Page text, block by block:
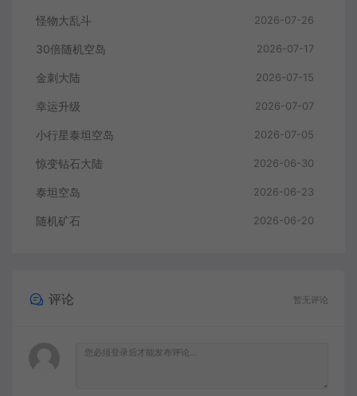
怪物大乱斗 2026-07-26
30倍随机空岛 2026-07-17
金刺大陆 2026-07-15
幸运升级 2026-07-07
小行星泰坦空岛 2026-07-05
惊变钻石大陆 2026-06-30
泰坦空岛 2026-06-23
随机矿石 2026-06-20
评论 暂无评论